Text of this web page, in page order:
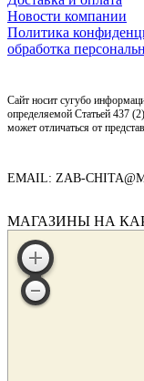
Новости компании
Политика
обработка
Сайт носит сугубо
определяемой Статьей 437
может отличаться от
EMAIL: ZAB-
МАГАЗИНЫ НА